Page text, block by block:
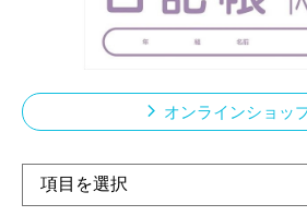
このノートの売り上げの一部は「あしな
オンラインショッ